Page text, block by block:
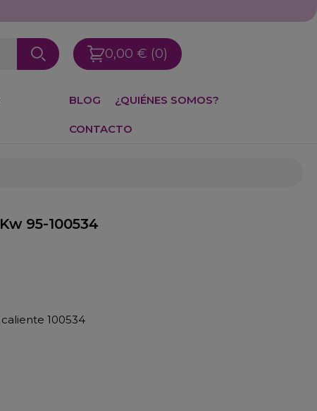
0,00 € (0)
BLOG ¿QUIÉNES SOMOS?
CONTACTO
95-100534
100534